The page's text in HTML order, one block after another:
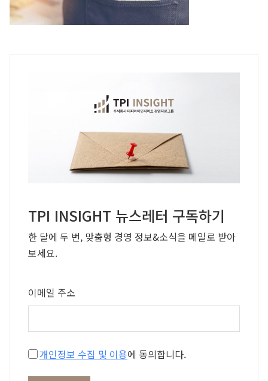
TPI INSIGHT 뉴스레터 구독하기
한 달에 두 번, 맞춤형 경영 정보&소식을 메일로 받아
보세요.
이메일 주소
개인정보 수집 및 이용에 동의합니다.